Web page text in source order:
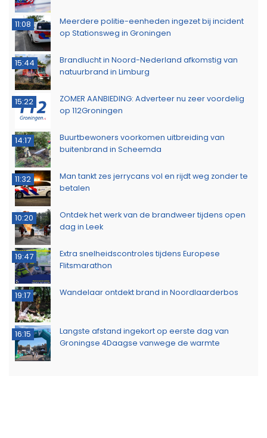
11:08
Meerdere politie-eenheden ingezet bij incident
op Stationsweg in Groningen
15:44
Brandlucht in Noord-Nederland afkomstig van
natuurbrand in Limburg
15:22
ZOMER AANBIEDING: Adverteer nu zeer voordelig
op 112Groningen
14:17
Buurtbewoners voorkomen uitbreiding van
buitenbrand in Scheemda
11:32
Man tankt zes jerrycans vol en rijdt weg zonder te
betalen
10:20
Ontdek het werk van de brandweer tijdens open
dag in Leek
19:47
Extra snelheidscontroles tijdens Europese
Flitsmarathon
19:17 Wandelaar ontdekt brand in Noordlaarderbos
16:15
Langste afstand ingekort op eerste dag van
Groningse 4Daagse vanwege de warmte